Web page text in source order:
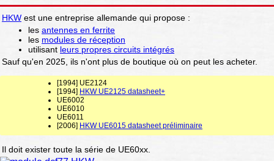
HKW est une entreprise allemande qui propose :
les antennes en ferrite
les modules de réception
utilisant leurs propres circuits intégrés
Sauf qu'en 2025, ils n'ont plus de boutique où on peut les acheter.
[1994] UE2124
[1994] HKW UE2125 datasheet+
UE6002
UE6010
UE6011
[2006] HKW UE6015 datasheet préliminaire
Il doit exister toute la série de UE60xx.